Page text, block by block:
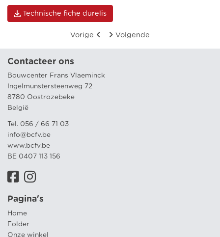
Technische fiche durelis
Vorige Volgende
Contacteer ons
Bouwcenter Frans Vlaeminck
Ingelmunstersteenweg 72
8780 Oostrozebeke
België
Tel. 056 / 66 71 03
info@bcfv.be
www.bcfv.be
BE 0407 113 156
Pagina's
Home
Folder
Onze winkel